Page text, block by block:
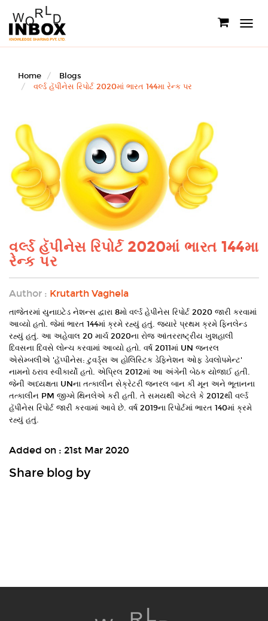
Toggle
Home
Blogs
વર્લ્ડ હૅપીનેસ રિપોર્ટ 2020માં ભારત 144મા રેન્ક પર
વર્લ્ડ હૅપીનેસ રિપોર્ટ 2020માં ભારત 144મા
રેન્ક પર
Author : Krutarth Vaghela
તાજેતરમાં યુનાઇટેડ નેશન્સ દ્વારા 8મો વર્લ્ડ હેપીનેસ રિપોર્ટ 2020 જારી કરવામાં
આવ્યો હતો. જેમાં ભારત 144માં ક્રમે રહ્યું હતું. જયારે પ્રથમ ક્રમે ફિનલેન્ડ
રહ્યું હતું. આ અહેવાલ 20 માર્ચ 2020ના રોજ આંતરરાષ્ટ્રીય ખુશહાલી
દિવસના દિવસે લોન્ચ કરવામાં આવ્યો હતો. વર્ષ 2011માં UN જનરલ
એસેમ્બલીએ 'હૅપ્પીનેસ: ટુવર્ડ્સ અ હોલિસ્ટિક ડેફિનેશન ઓફ ડેવલોપમેન્ટ'
નામનો ઠરાવ સ્વીકાર્યો હતો. એપ્રિલ 2012માં આ અંગેની બેઠક યોજાઈ હતી.
જેની અધ્યક્ષતા UNના તત્કાલીન સેક્રેટરી જનરલ બાન કી મૂન અને ભૂતાનના
તત્કાલીન PM જીગ્મે થિનલેએ કરી હતી. તે સમયથી એટલે કે 2012થી વર્લ્ડ
હૅપીનેસ રિપોર્ટ જારી કરવામાં આવે છે. વર્ષ 2019ના રિપોર્ટમાં ભારત 140માં ક્રમે
રહ્યું હતું.
Added on : 21st Mar 2020
Share blog by